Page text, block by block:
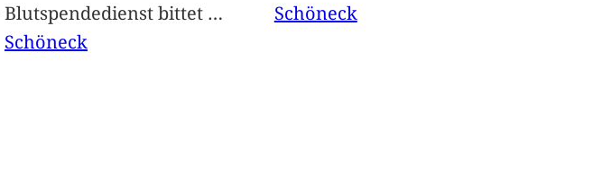
Blutspendedienst bittet …
Schöneck
Schöneck